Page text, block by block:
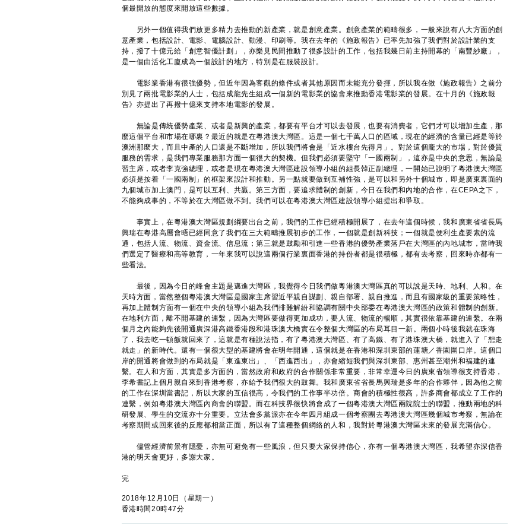
個最開放的態度來開放這些數據。
另外一個值得我們放更多精力去推動的新產業，就是創意產業。創意產業的範疇很多，一般來說有八大方面的創
意產業，包括設計、電影、電腦設計、動漫、印刷等。我在去年的《施政報告》已率先加強了我們對於設計業的支
持，撥了十億元給「創意智優計劃」，亦樂見民間推動了很多設計的工作，包括我幾日前主持開幕的「南豐紗廠」，
是一個由活化工廈成為一個設計的地方，特別是在服裝設計。
電影業香港有很強優勢，但近年因為客觀的條件或者其他原因而未能充分發揮，所以我在做《施政報告》之前分
別見了兩批電影業的人士，包括成龍先生組成一個新的電影業的協會來推動香港電影業的發展。在十月的《施政報
告》亦提出了再撥十億來支持本地電影的發展。
無論是傳統優勢產業、或者是新興的產業，都要有平台才可以去發展，也要有消費者，它們才可以增加生產，那
麼這個平台和市場在哪裏？最近的就是在粵港澳大灣區。這是一個七千萬人口的區域，現在的經濟的含量已經是等於
澳洲那麼大，而且中產的人口還是不斷增加，所以我們將會是「近水樓台先得月」。對於這個龐大的市場，對於優質
服務的需求，是我們專業服務那方面一個很大的契機。但我們必須要堅守「一國兩制」，這亦是中央的意思，無論是
習主席，或者李克強總理，或者是現在粵港澳大灣區建設領導小組的組長韓正副總理，一開始已說明了粵港澳大灣區
必須是按着「一國兩制」的框架來設計和推動。另一點就要做到互補性強，是可以和另外十個城市，即是廣東裏面的
九個城市加上澳門，是可以互利、共贏。第三方面，要追求體制的創新，今日在我們和內地的合作，在CEPA之下，
不能夠成事的，不等於在大灣區做不到。我們可以在粵港澳大灣區建設領導小組提出和爭取。
事實上，在粵港澳大灣區規劃綱要出台之前，我們的工作已經積極開展了，在去年這個時候，我和廣東省省長馬
興瑞在粵港高層會晤已經同意了我們在三大範疇推展初步的工作，一個就是創新科技；一個就是便利生產要素的流
通，包括人流、物流、資金流、信息流；第三就是鼓勵和引進一些香港的優勢產業落戶在大灣區的內地城市，當時我
們選定了醫療和高等教育，一年來我可以說這兩個行業裏面香港的持份者都是很積極，都有去考察，回來時亦都有一
些看法。
最後，因為今日的峰會主題是邁進大灣區，我覺得今日我們做粵港澳大灣區真的可以說是天時、地利、人和。在
天時方面，當然整個粵港澳大灣區是國家主席習近平親自謀劃、親自部署、親自推進，而且有國家級的重要策略性，
再加上體制方面有一個在中央的領導小組為我們排難解紛和協調有關中央部委在粵港澳大灣區的政策和體制的創新。
在地利方面，離不開基建的連繫，因為大灣區要做得更加成功，要人流、物流的暢順，其實很依靠基建的連繫。在兩
個月之內能夠先後開通廣深港高鐵香港段和港珠澳大橋實在令整個大灣區的布局耳目一新。兩個小時後我就在珠海
了，我去吃一頓飯就回來了，這就是有種說法指，有了粵港澳大灣區、有了高鐵、有了港珠澳大橋，就進入了「想走
就走」的新時代。還有一個很大型的基建將會在明年開通，這個就是在香港和深圳東部的蓮塘／香園圍口岸。這個口
岸的開通將會做到的布局就是「東進東出」、「西進西出」，亦會縮短我們與深圳東部、惠州甚至潮州和福建的連
繫。在人和方面，其實是多方面的，當然政府和政府的合作關係非常重要，非常幸運今日的廣東省領導很支持香港，
李希書記上個月親自來到香港考察，亦給予我們很大的鼓舞。我和廣東省省長馬興瑞是多年的合作夥伴，因為他之前
的工作在深圳當書記，所以大家的互信很高，令我們的工作事半功倍。商會的積極性很高，許多商會都成立了工作的
連繫，例如粵港澳大灣區內商會的聯盟。而在科技界很快將會成了一個粵港澳大灣區兩院院士的聯盟，推動兩地的科
研發展、學生的交流亦十分重要。立法會多黨派亦在今年四月組成一個考察團去粵港澳大灣區幾個城市考察，無論在
考察期間或回來後的反應都相當正面，所以有了這種整個網絡的人和，我對於粵港澳大灣區未來的發展充滿信心。
儘管經濟前景有隱憂，亦無可避免有一些風浪，但只要大家保持信心，亦有一個粵港澳大灣區，我希望亦深信香
港的明天會更好，多謝大家。
完
2018年12月10日（星期一）
香港時間20時47分